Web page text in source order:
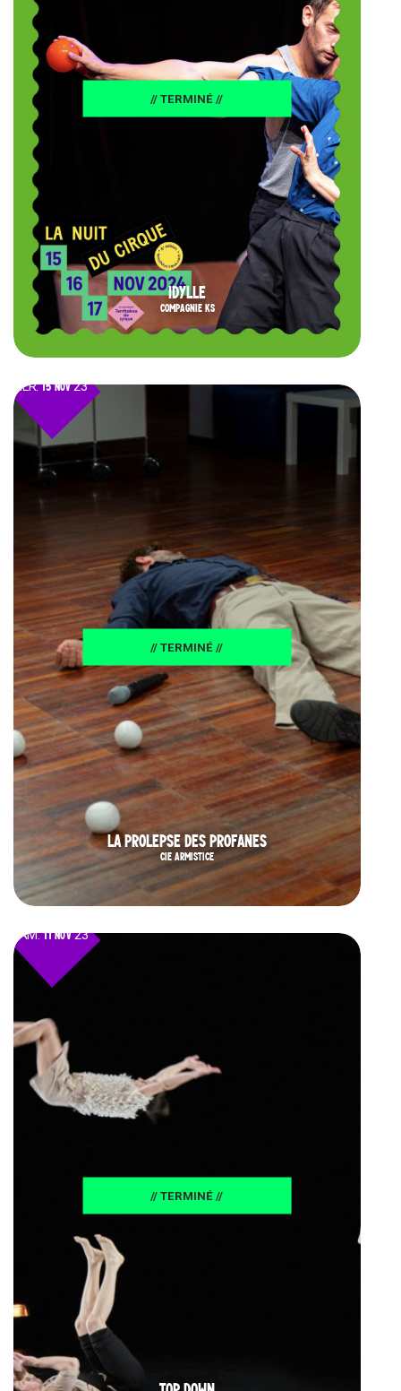
// TERMINÉ //
IDYLLE
COMPAGNIE KS
MER.15 NOV23
// TERMINÉ //
LA PROLEPSE DES PROFANES
CIE ARMISTICE
SAM.11 NOV23
// TERMINÉ //